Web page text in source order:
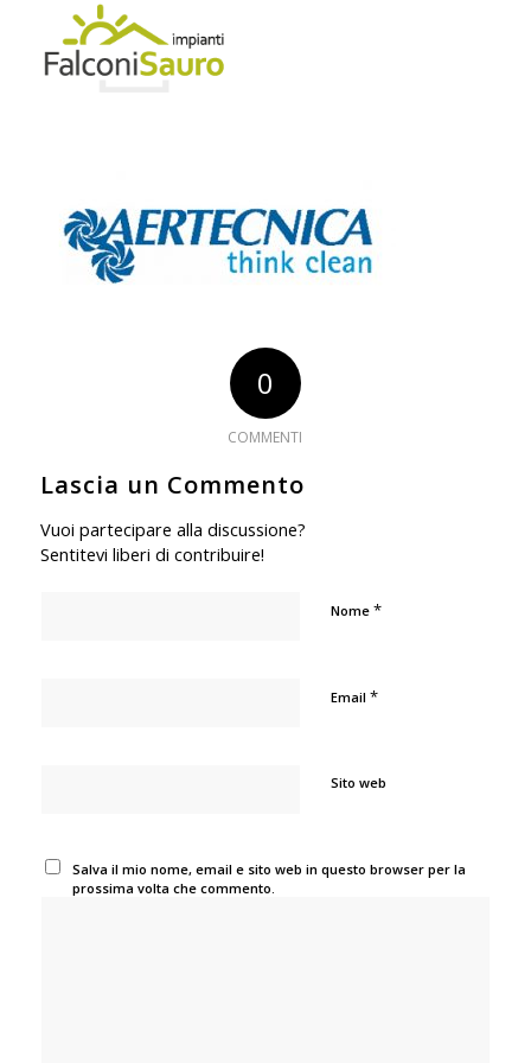
0
COMMENTI
Lascia un Commento
Vuoi partecipare alla discussione?
Sentitevi liberi di contribuire!
Nome *
Email *
Sito web
Salva il mio nome, email e sito web in questo browser per la
prossima volta che commento.